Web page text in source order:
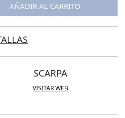
AÑADIR AL CARRITO
SCARPA
VISITAR WEB